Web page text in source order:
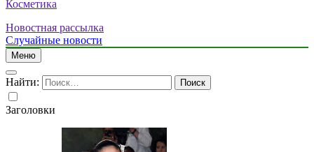
Косметика
Новостная рассылка
Случайные новости
Меню
Найти:
Заголовки